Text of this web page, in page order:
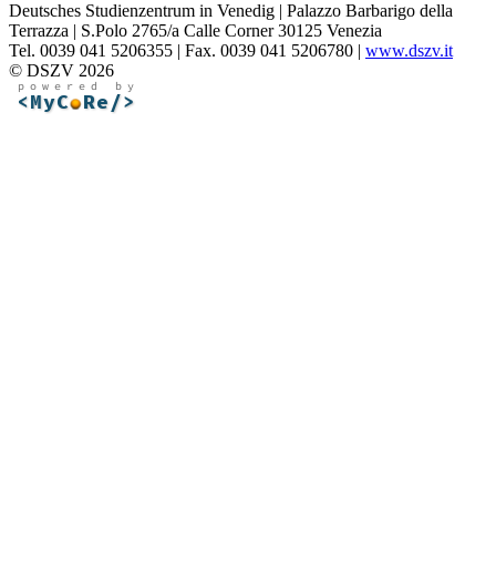
Deutsches Studienzentrum in Venedig | Palazzo Barbarigo della
Terrazza | S.Polo 2765/a Calle Corner 30125 Venezia
Tel. 0039 041 5206355 | Fax. 0039 041 5206780 | www.dszv.it
© DSZV 2026